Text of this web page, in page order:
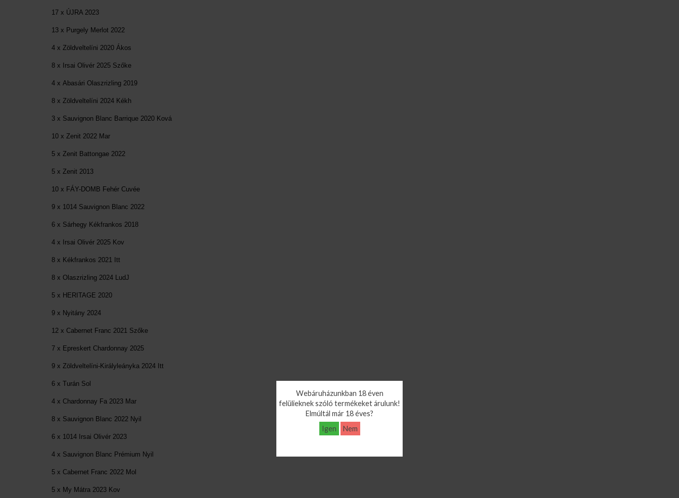
Webáruházunkban 18 éven
felülieknek szóló termékeket árulunk!
Elmúltál már 18 éves?
Igen
Nem
17 x ÚJRA 2023
13 x Purgely Merlot 2022
4 x Zöldveltelíni 2020 Ákos
8 x Irsai Olivér 2025 Szőke
4 x Abasári Olaszrizling 2019
8 x Zöldveltelíni 2024 Kékh
3 x Sauvignon Blanc Barrique 2020 Ková
10 x Zenit 2022 Mar
5 x Zenit Battongae 2022
5 x Zenit 2013
10 x FÁY-DOMB Fehér Cuvée
9 x 1014 Sauvignon Blanc 2022
6 x Sárhegy Kékfrankos 2018
4 x Irsai Olivér 2025 Kov
8 x Kékfrankos 2021 Itt
8 x Olaszrizling 2024 LudJ
5 x HERITAGE 2020
9 x Nyitány 2024
12 x Cabernet Franc 2021 Szőke
7 x Epreskert Chardonnay 2025
9 x Zöldveltelíni-Királyleányka 2024 Itt
6 x Turán Sol
4 x Chardonnay Fa 2023 Mar
8 x Sauvignon Blanc 2022 Nyil
6 x 1014 Irsai Olivér 2023
4 x Sauvignon Blanc Prémium Nyil
5 x Cabernet Franc 2022 Mol
5 x My Mátra 2023 Kov